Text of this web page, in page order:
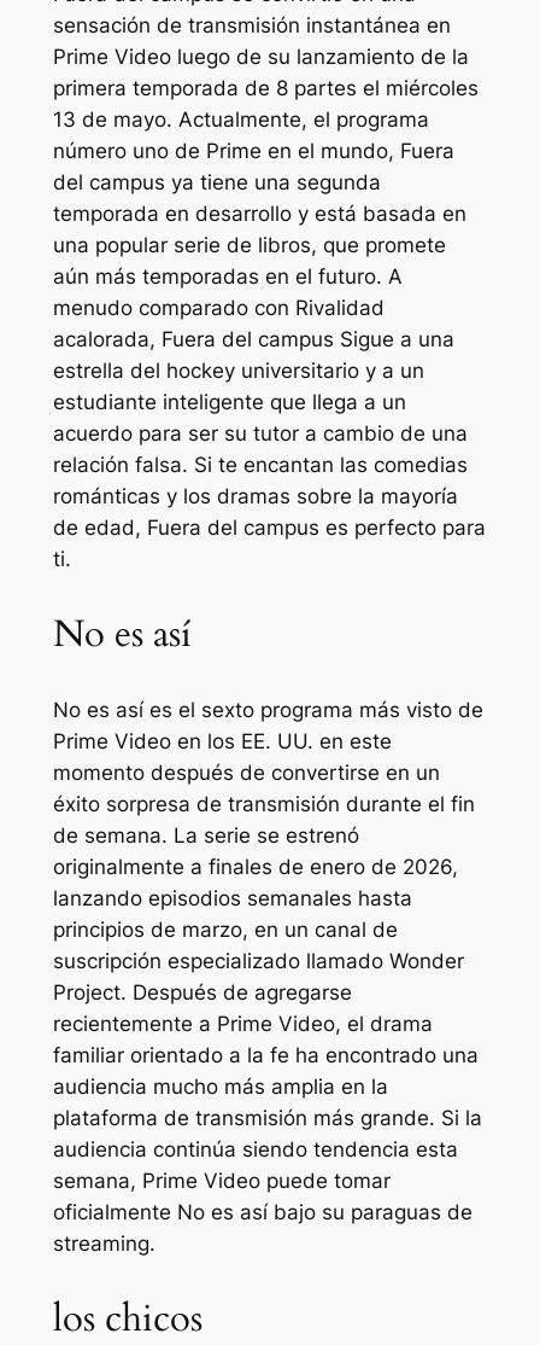
sensación de transmisión instantánea en
Prime Video luego de su lanzamiento de la
primera temporada de 8 partes el miércoles
13 de mayo. Actualmente, el programa
número uno de Prime en el mundo, Fuera
del campus ya tiene una segunda
temporada en desarrollo y está basada en
una popular serie de libros, que promete
aún más temporadas en el futuro. A
menudo comparado con Rivalidad
acalorada, Fuera del campus Sigue a una
estrella del hockey universitario y a un
estudiante inteligente que llega a un
acuerdo para ser su tutor a cambio de una
relación falsa. Si te encantan las comedias
románticas y los dramas sobre la mayoría
de edad, Fuera del campus es perfecto para
ti.
No es así
No es asíes el sexto programa más visto de
Prime Video en los EE. UU. en este
momento después de convertirse en un
éxito sorpresa de transmisión durante el fin
de semana. La serie se estrenó
originalmente a finales de enero de 2026,
lanzando episodios semanales hasta
principios de marzo, en un canal de
suscripción especializado llamado Wonder
Project. Después de agregarse
recientemente a Prime Video, el drama
familiar orientado a la fe ha encontrado una
audiencia mucho más amplia en la
plataforma de transmisión más grande. Si la
audiencia continúa siendo tendencia esta
semana, Prime Video puede tomar
oficialmente No es asíbajo su paraguas de
streaming.
los chicos